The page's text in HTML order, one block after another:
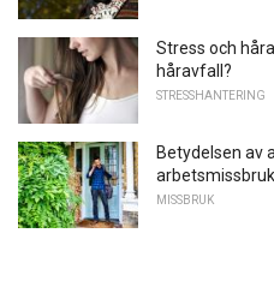
Stress och
håravfall?
STRESSHANTERING
Betydelsen av
arbetsmissbruk
MISSBRUK